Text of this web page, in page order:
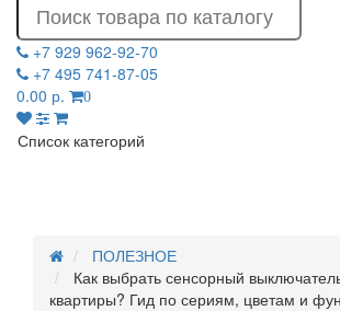
+7 929 962-92-70
+7 495 741-87-05
0.00 р.
0
Список категорий
ПОЛЕЗНОЕ
Как выбрать сенсорный
квартиры? Гид по сериям, цветам и